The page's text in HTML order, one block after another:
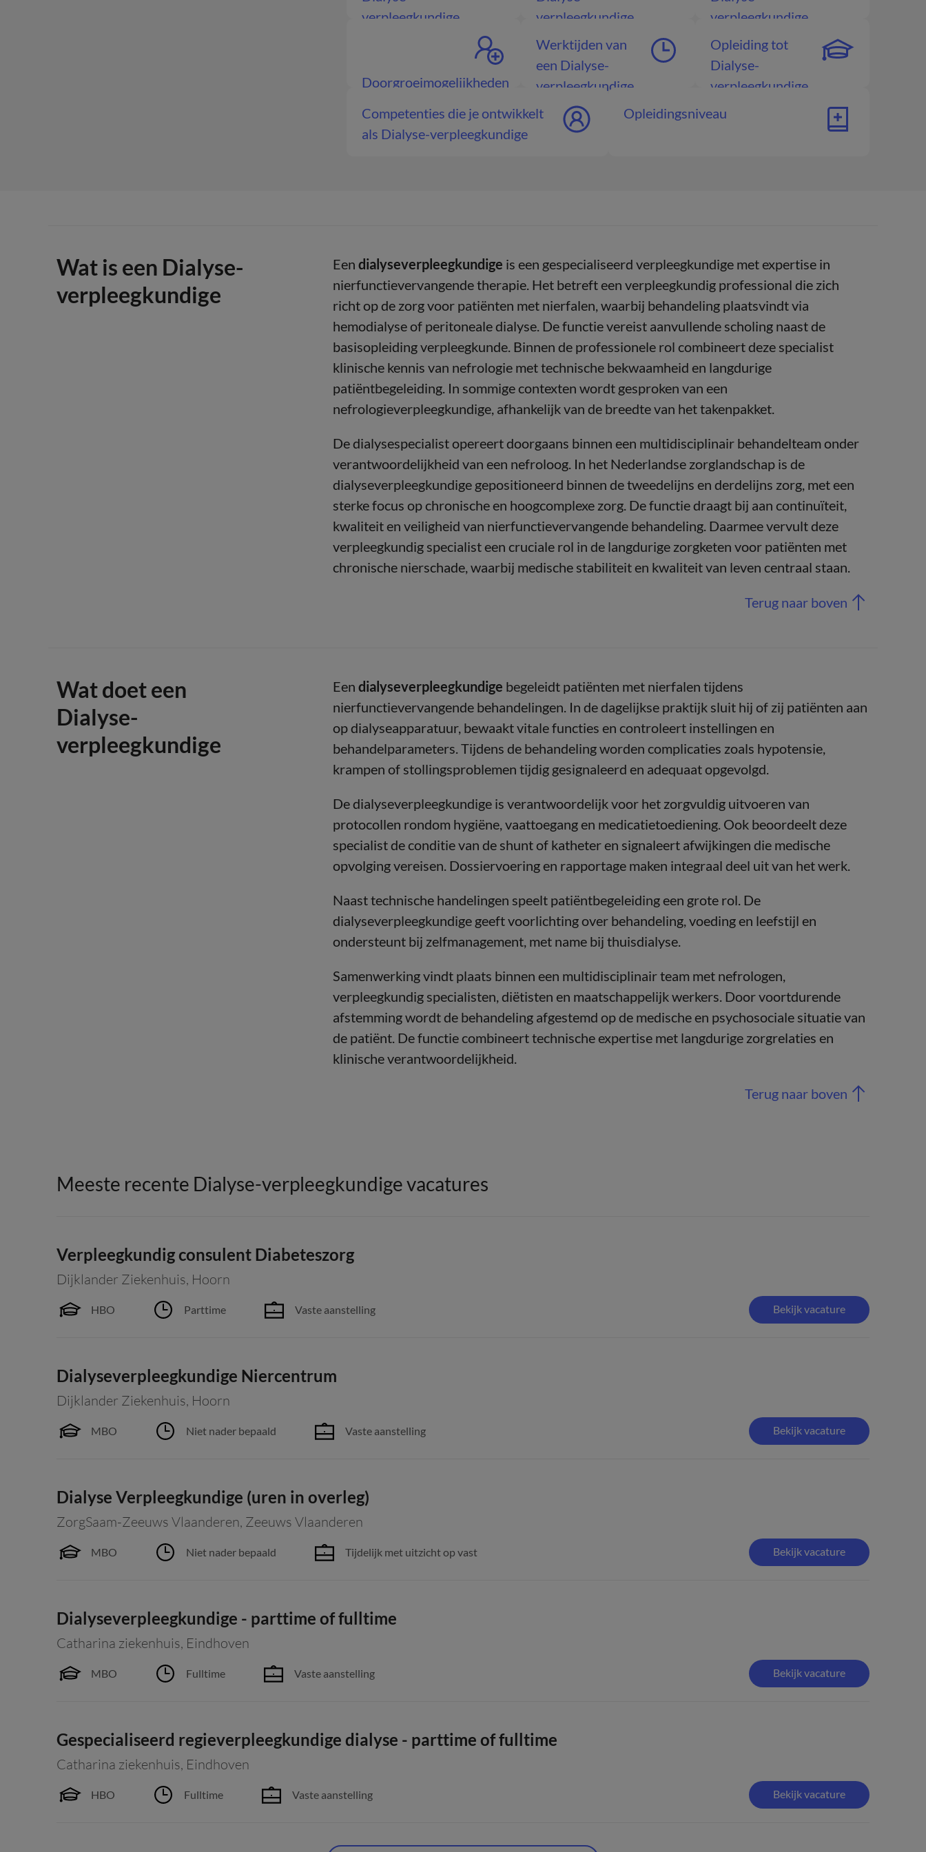
verpleegkundige
verpleegkundige
verpleegkundige
Doorgroeimogelijkheden
verpleegkundige
Werktijden van
een Dialyse-
verpleegkundige
Opleiding tot
Dialyse-
verpleegkundige
Competenties die je ontwikkelt
als Dialyse-verpleegkundige
Opleidingsniveau
Wat is een Dialyse-
verpleegkundige
Eendialyseverpleegkundige is een gespecialiseerd verpleegkundige met expertise in
nierfunctievervangende therapie. Het betreft een verpleegkundig professional die zich
richt op de zorg voor patiënten met nierfalen, waarbij behandeling plaatsvindt via
hemodialyse of peritoneale dialyse. De functie vereist aanvullende scholing naast de
basisopleiding verpleegkunde. Binnen de professionele rol combineert deze specialist
klinische kennis van nefrologie met technische bekwaamheid en langdurige
patiëntbegeleiding. In sommige contexten wordt gesproken van een
nefrologieverpleegkundige, afhankelijk van de breedte van het takenpakket.
De dialysespecialist opereert doorgaans binnen een multidisciplinair behandelteam onder
verantwoordelijkheid van een nefroloog. In het Nederlandse zorglandschap is de
dialyseverpleegkundige gepositioneerd binnen de tweedelijns en derdelijns zorg, met een
sterke focus op chronische en hoogcomplexe zorg. De functie draagt bij aan continuïteit,
kwaliteit en veiligheid van nierfunctievervangende behandeling. Daarmee vervult deze
verpleegkundig specialist een cruciale rol in de langdurige zorgketen voor patiënten met
chronische nierschade, waarbij medische stabiliteit en kwaliteit van leven centraal staan.
Terug naar boven
Wat doet een
Dialyse-
verpleegkundige
Eendialyseverpleegkundige begeleidt patiënten met nierfalen tijdens
nierfunctievervangende behandelingen. In de dagelijkse praktijk sluit hij of zij patiënten aan
op dialyseapparatuur, bewaakt vitale functies en controleert instellingen en
behandelparameters. Tijdens de behandeling worden complicaties zoals hypotensie,
krampen of stollingsproblemen tijdig gesignaleerd en adequaat opgevolgd.
De dialyseverpleegkundige is verantwoordelijk voor het zorgvuldig uitvoeren van
protocollen rondom hygiëne, vaattoegang en medicatietoediening. Ook beoordeelt deze
specialist de conditie van de shunt of katheter en signaleert afwijkingen die medische
opvolging vereisen. Dossiervoering en rapportage maken integraal deel uit van het werk.
Naast technische handelingen speelt patiëntbegeleiding een grote rol. De
dialyseverpleegkundige geeft voorlichting over behandeling, voeding en leefstijl en
ondersteunt bij zelfmanagement, met name bij thuisdialyse.
Samenwerking vindt plaats binnen een multidisciplinair team met nefrologen,
verpleegkundig specialisten, diëtisten en maatschappelijk werkers. Door voortdurende
afstemming wordt de behandeling afgestemd op de medische en psychosociale situatie van
de patiënt. De functie combineert technische expertise met langdurige zorgrelaties en
klinische verantwoordelijkheid.
Terug naar boven
Meeste recente Dialyse-verpleegkundige vacatures
Verpleegkundig consulent Diabeteszorg
Dijklander Ziekenhuis, Hoorn
HBO Parttime Vaste aanstelling Bekijk vacature
Dialyseverpleegkundige Niercentrum
Dijklander Ziekenhuis, Hoorn
MBO Niet nader bepaald Vaste aanstelling Bekijk vacature
Dialyse Verpleegkundige (uren in overleg)
ZorgSaam-Zeeuws Vlaanderen, Zeeuws Vlaanderen
MBO Niet nader bepaald Tijdelijk met uitzicht op vast Bekijk vacature
Dialyseverpleegkundige - parttime of fulltime
Catharina ziekenhuis, Eindhoven
MBO Fulltime Vaste aanstelling Bekijk vacature
Gespecialiseerd regieverpleegkundige dialyse - parttime of fulltime
Catharina ziekenhuis, Eindhoven
HBO Fulltime Vaste aanstelling Bekijk vacature